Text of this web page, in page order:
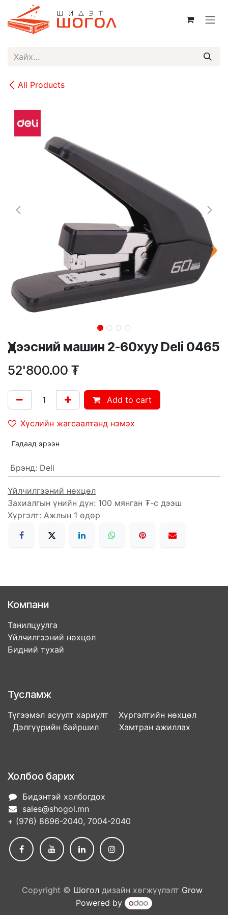
Skip to Content
All Products
Үдээсний машин 2-60хуу Deli 0465
52'800.00 ₮
Add to cart
Хүслийн жагсаалтанд нэмэх
Гадаад эрээн
Брэнд: Deli
Үйлчилгээний нөхцөл
Захиалгын үнийн дүн: 100 мянган ₮-с дээш
Хүргэлт: Ажлын 1 өдөр
Компани
Танилцуулга
Үйлчилгээний нөхцөл
Бидний тухай
Тусламж
Түгээмэл асуулт хариулт Хүргэлтийн нөхцөл
Дэлгүүрийн байршил Хамтран ажиллах
Холбоо барих
Бидэнтэй холбогдох
sales@shogol.mn
+ (976) 8696-2040, 7004-2040
Copyright © Шоголдизайн хөгжүүлэлт Grow
Powered by